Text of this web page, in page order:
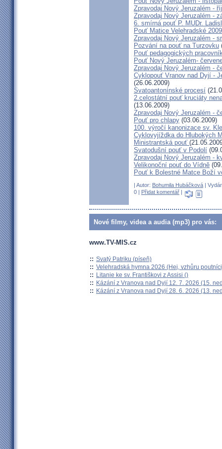
Zpravodaj Nový Jeruzalém -
Zpravodaj Nový Jeruzalém -
6. smírná pouť P. MUDr.
Pouť Matice Velehradské 2009
Zpravodaj Nový Jeruzalém -
Pozvání na pouť na Turzovku
Pouť pedagogických
Pouť Nový Jeruzalém-
Zpravodaj Nový Jeruzalém -
Cyklopouť Vranov nad Dyjí -
(26.06.2009)
Svatoantonínské procesí
2.celostátní pouť kruciáty
(13.06.2009)
Zpravodaj Nový Jeruzalém -
Pouť pro chlapy (03.06.2009)
100. výročí kanonizace sv.
Cyklovyjíždka do Hlubokých
Ministrantská pouť
Svatodušní pouť v Podolí
Zpravodaj Nový Jeruzalém -
Velikonoční pouť do Vídně
Pouť k Bolestné Matce Boží
| Autor: Bohumila Hubáčková |
0 | Přidat komentář |
Nové filmy, videa a audia (mp3) pro vás:
www.TV-MIS.cz
:: Svatý Patriku (píseň)
:: Velehradská hymna 2026 (Hej, vzhůru
:: Litanie ke sv. Františkovi z Assisi ()
:: Kázání z Vranova nad Dyjí 12. 7. 2026 (15.
:: Kázání z Vranova nad Dyjí 28. 6. 2026 (13.